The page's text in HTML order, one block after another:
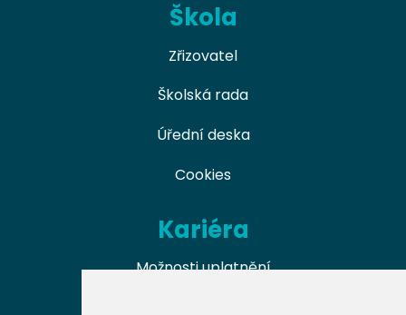
Škola
Zřizovatel
Školská rada
Úřední deska
Cookies
Kariéra
Možnosti uplatnění